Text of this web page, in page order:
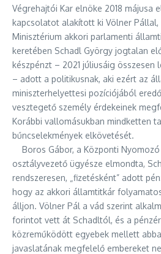
Végrehajtói Kar elnöke 2018 májusa
kapcsolatot alakított ki Völner Pállal,
Minisztérium akkori parlamenti
keretében Schadl György jogtalan
készpénzt – 2021 júliusáig
– adott a politikusnak, aki ezért az
miniszterhelyettesi pozíciójából
vesztegető személy érdekeinek
Korábbi vallomásukban mindketten
bűncselekmények elkövetését.
Boros Gábor, a Központi Nyomozó
osztályvezető ügyésze elmondta,
rendszeresen, „fizetésként” adott
hogy az akkori államtitkár
álljon. Völner Pál a vád szerint
forintot vett át Schadltól, és a
közreműködött egyebek mellett
javaslatának megfelelő embereket